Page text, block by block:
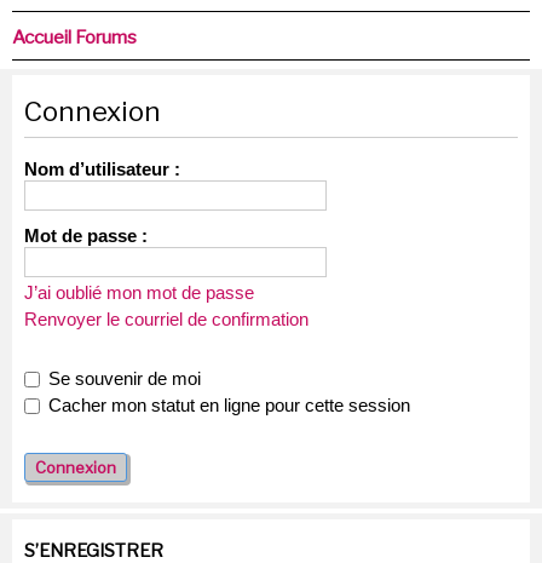
Accueil Forums
Connexion
Nom d’utilisateur :
Mot de passe :
J’ai oublié mon mot de passe
Renvoyer le courriel de confirmation
Se souvenir de moi
Cacher mon statut en ligne pour cette session
S’ENREGISTRER